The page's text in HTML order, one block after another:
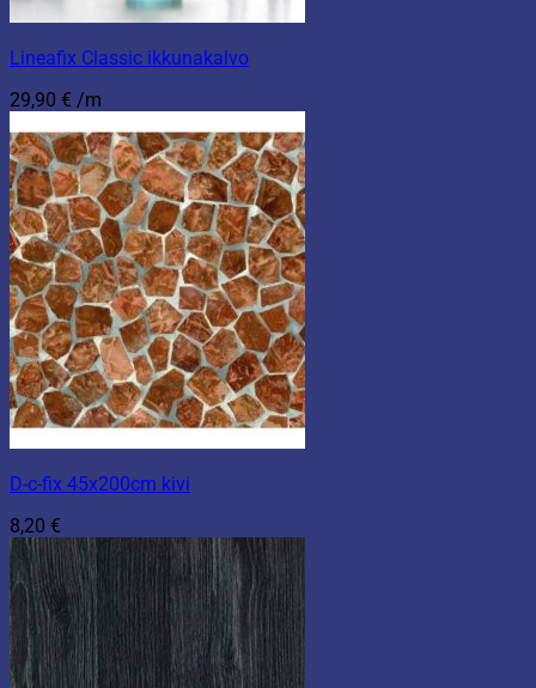
Lineafix Classic ikkunakalvo
29,90 € /m
D-c-fix 45x200cm kivi
8,20 €